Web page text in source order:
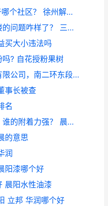
徐州市解放南路239号属于哪个社区？ 徐州解放南路与晨阳巷违章
徐水晨阳水漆与农民回迁楼的问题咋样了？ 三棵树和晨阳漆哪个好
买大小违法吗
? 自花授粉果树
西安紫苹果装饰工程集团有限公司，南二环东段1号晨阳盛世广场6层，怎么样好不好？
事长被查
名
现代水漆与华润漆相比下，谁的附着力强？ 晨阳漆和华润漆
的意思
润
阳漆哪个好
晨阳水性油漆
立邦 华润哪个好